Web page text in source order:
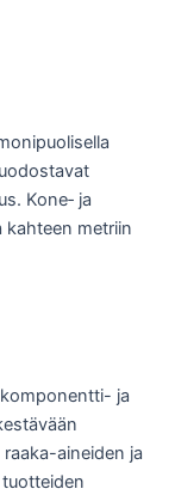
Kone‑ ja
kahteen metriin
ja
aineiden ja